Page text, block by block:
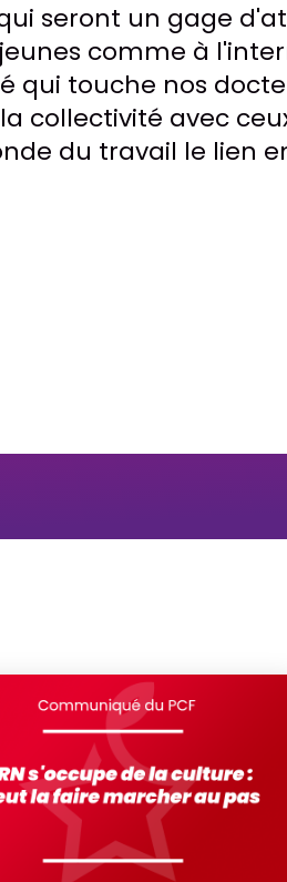
seront un gage
comme à
qui touche nos
collectivité avec
du travail le lien